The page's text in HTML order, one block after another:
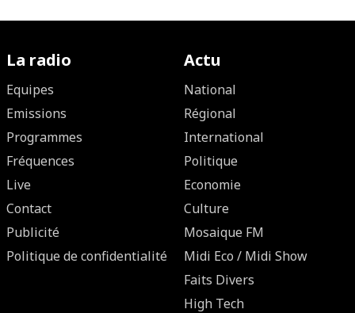
La radio
Equipes
Emissions
Programmes
Fréquences
Live
Contact
Publicité
Politique de confidentialité
Actu
National
Régional
International
Politique
Economie
Culture
Mosaique FM
Midi Eco / Midi Show
Faits Divers
High Tech